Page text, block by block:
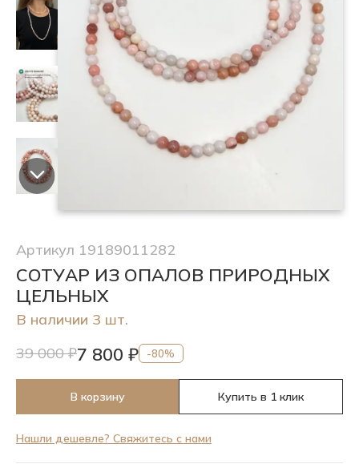
Артикул 19189011282
СОТУАР ИЗ ОПАЛОВ ПРИРОДНЫХ
ЦЕЛЬНЫХ
В наличии 3 шт.
39 000 ₽7 800 ₽ -80%
В корзину Купить в 1 клик
Нашли дешевле? Свяжитесь с нами